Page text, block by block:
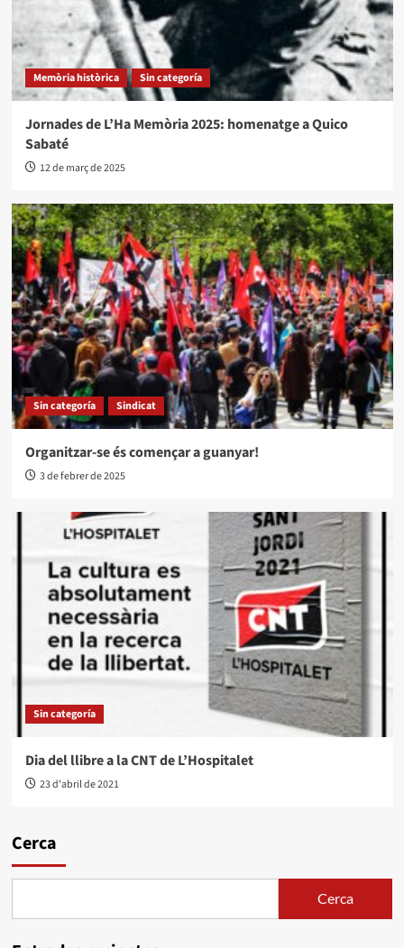
Memòria històrica Sin categoría
Jornades de L’Ha Memòria 2025: homenatge a Quico
Sabaté
12 de març de 2025
Sin categoría Sindicat
Organitzar-se és començar a guanyar!
3 de febrer de 2025
Sin categoría
Dia del llibre a la CNT de L’Hospitalet
23 d'abril de 2021
Cerca
Cerca